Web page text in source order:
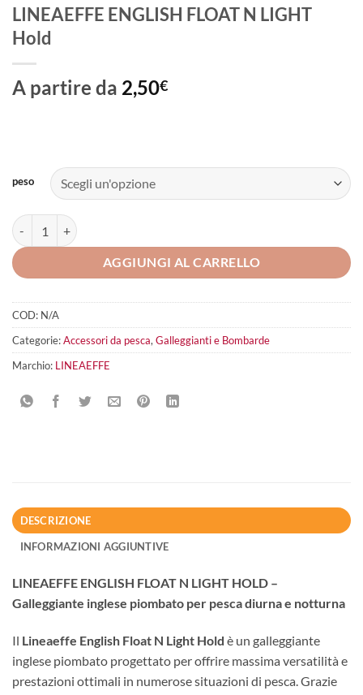
LINEAEFFE ENGLISH FLOAT N LIGHT
Hold
A partire da 2,50€
peso
LINEAEFFE ENGLISH FLOAT N LIGHT Hold quantità
AGGIUNGI AL CARRELLO
COD: N/A
Categorie:Accessori da pesca, Galleggianti e Bombarde
Marchio: LINEAEFFE
DESCRIZIONE
INFORMAZIONI AGGIUNTIVE
LINEAEFFE ENGLISH FLOAT N LIGHT HOLD –
Galleggiante inglese piombato per pesca diurna e notturna
Il Lineaeffe English Float N Light Hold è un galleggiante
inglese piombato progettato per offrire massima versatilità e
prestazioni ottimali in numerose situazioni di pesca. Grazie